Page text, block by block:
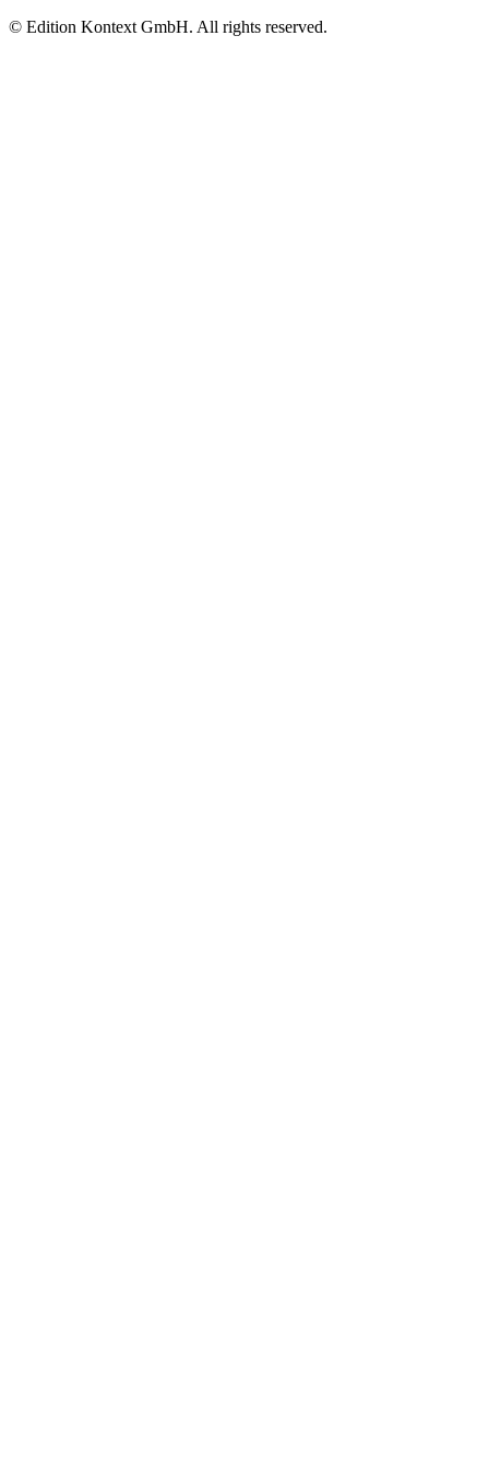
© Edition Kontext GmbH. All rights reserved.